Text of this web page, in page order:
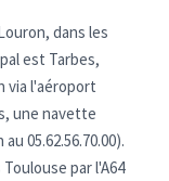
dans les
est Tarbes,
via l'aéroport
une navette
05.62.56.70.00).
par l'A64